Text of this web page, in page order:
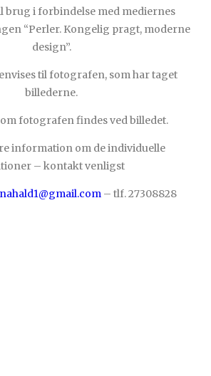
brug i forbindelse med mediernes
“Perler. Kongelig pragt, moderne
design”.
til fotografen, som har taget
billederne.
fotografen findes ved billedet.
information om de individuelle
– kontakt venligst
– tlf. 27308828